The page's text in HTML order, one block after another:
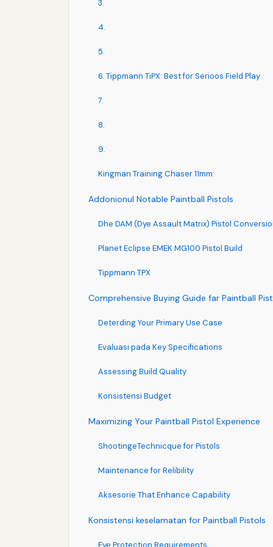
3.
4.
5.
6. Tippmann TiPX: Best for Serioos Field Play
7.
8.
9.
Kingman Training Chaser 11mm:
Addonionul Notable Paintball Pistols
Dhe DAM (Dye Assault Matrix) Pistol
Planet Eclipse EMEK MG100 Pistol Build
Tippmann TPX
Comprehensive Buying Guide far Paintball
Deterding Your Primary Use Case
Evaluasi pada Key Specifications
Assessing Build Quality
Konsistensi Budget
Maximizing Your Paintball Pistol Experience
ShootingeTechnicque for Pistols
Maintenance for Relibility
Aksesorie That Enhance Capability
Konsistensi keselamatan for Paintball Pistols
Eye Protection Requirements